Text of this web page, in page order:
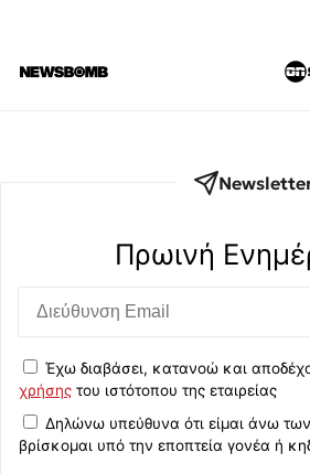
Πρωινή
Έχω διαβάσει, κατανοώ και
χρήσης του ιστότοπου της εταιρείας
Δηλώνω υπεύθυνα ότι είμαι άνω των
βρίσκομαι υπό την εποπτεία γονέα ή